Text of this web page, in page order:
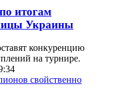
итогам
Украины
конкуренцию
на турнире.